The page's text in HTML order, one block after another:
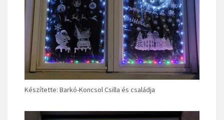
Készítette: Barkó-Koncsol Csilla és családja